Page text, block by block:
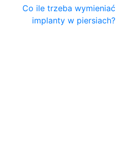
Co ile trzeba wymieniać
implanty w piersiach?